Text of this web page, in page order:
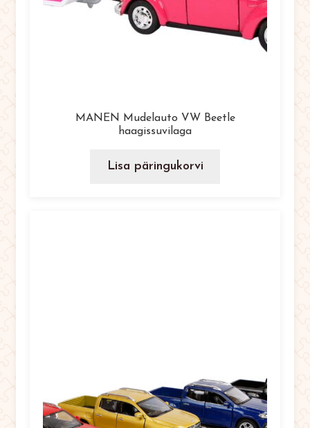
MANEN Mudelauto VW Beetle
haagissuvilaga
Lisa päringukorvi